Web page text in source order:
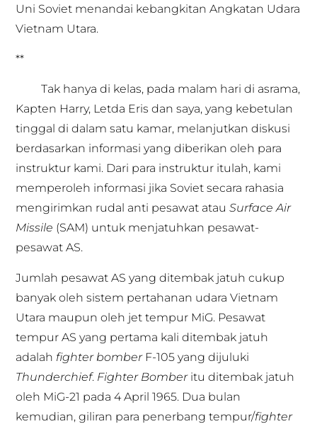
Uni Soviet menandai kebangkitan Angkatan Udara
Vietnam Utara.
**
Tak hanya di kelas, pada malam hari di asrama,
Kapten Harry, Letda Eris dan saya, yang kebetulan
tinggal di dalam satu kamar, melanjutkan diskusi
berdasarkan informasi yang diberikan oleh para
instruktur kami. Dari para instruktur itulah, kami
memperoleh informasi jika Soviet secara rahasia
mengirimkan rudal anti pesawat atauSurface Air
Missile (SAM) untuk menjatuhkan pesawat-
pesawat AS.
Jumlah pesawat AS yang ditembak jatuh cukup
banyak oleh sistem pertahanan udara Vietnam
Utara maupun oleh jet tempur MiG. Pesawat
tempur AS yang pertama kali ditembak jatuh
adalah fighter bomber F-105 yang dijuluki
Thunderchief. Fighter Bomberitu ditembak jatuh
oleh MiG-21 pada 4 April 1965. Dua bulan
kemudian, giliran para penerbang tempur/fighter